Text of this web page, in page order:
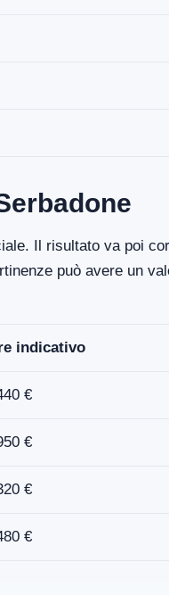
Il risultato va poi
può avere un
indicativo
€
€
€
€